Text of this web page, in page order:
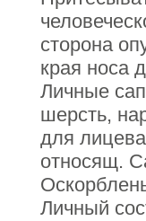
сторона
края носа
Личные
шерсть,
для
относящ.
Личный